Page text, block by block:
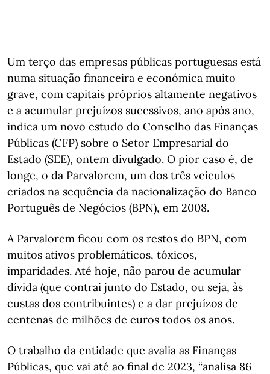
Um terço das empresas públicas portuguesas está
numa situação financeira e económica muito
grave, com capitais próprios altamente negativos
e a acumular prejuízos sucessivos, ano após ano,
indica um novo estudo do Conselho das Finanças
Públicas (CFP) sobre o Setor Empresarial do
Estado (SEE), ontem divulgado. O pior caso é, de
longe, o da Parvalorem, um dos três veículos
criados na sequência da nacionalização do Banco
Português de Negócios (BPN), em 2008.
A Parvalorem ficou com os restos do BPN, com
muitos ativos problemáticos, tóxicos,
imparidades. Até hoje, não parou de acumular
dívida (que contrai junto do Estado, ou seja, às
custas dos contribuintes) e a dar prejuízos de
centenas de milhões de euros todos os anos.
O trabalho da entidade que avalia as Finanças
Públicas, que vai até ao final de 2023, “analisa 86